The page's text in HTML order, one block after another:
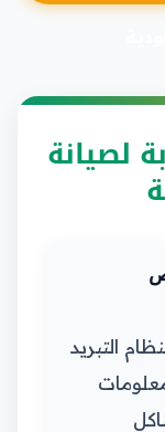
لصيانة
التبريد